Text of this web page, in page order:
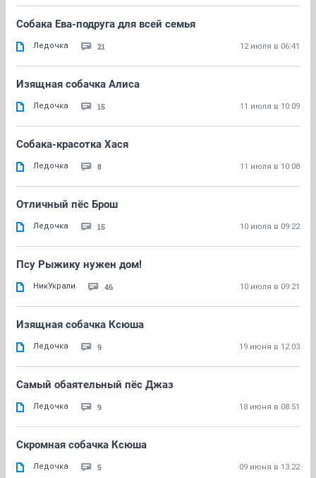
Собака Ева-подруга для всей семья
Ледочка 21 12 июля в 06:41
Изящная собачка Алиса
Ледочка 15 11 июля в 10:09
Собака-красотка Хася
Ледочка 8 11 июля в 10:08
Отличный пёс Брош
Ледочка 15 10 июля в 09:22
Псу Рыжику нужен дом!
НикУкрали 46 10 июля в 09:21
Изящная собачка Ксюша
Ледочка 9 19 июня в 12:03
Самый обаятельный пёс Джаз
Ледочка 9 18 июня в 08:51
Скромная собачка Ксюша
Ледочка 5 09 июня в 13:22